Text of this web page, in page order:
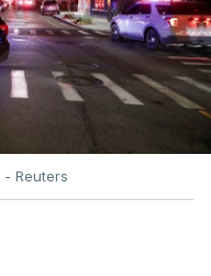
- Reuters